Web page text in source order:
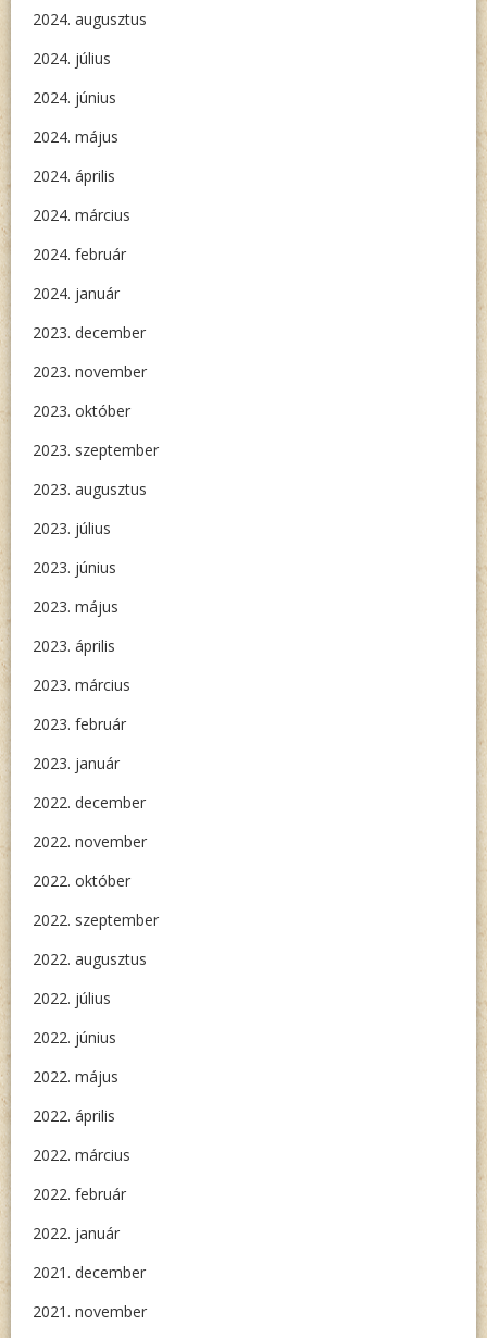
2024. augusztus
2024. július
2024. június
2024. május
2024. április
2024. március
2024. február
2024. január
2023. december
2023. november
2023. október
2023. szeptember
2023. augusztus
2023. július
2023. június
2023. május
2023. április
2023. március
2023. február
2023. január
2022. december
2022. november
2022. október
2022. szeptember
2022. augusztus
2022. július
2022. június
2022. május
2022. április
2022. március
2022. február
2022. január
2021. december
2021. november